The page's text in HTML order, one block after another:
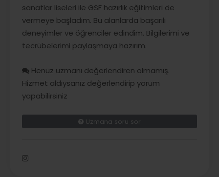
sanatlar liseleri ile GSF hazırlık eğitimleri de
vermeye başladım. Bu alanlarda başarılı
deneyimler ve öğrenciler edindim. Bilgilerimi ve
tecrübelerimi paylaşmaya hazırım.
Henüz uzmanı değerlendiren olmamış.
Hizmet aldıysanız değerlendirip yorum
yapabilirsiniz
Uzmana soru sor